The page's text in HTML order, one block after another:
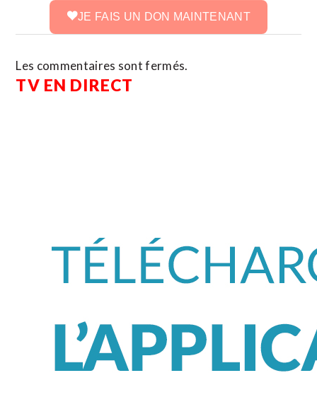
JE FAIS UN DON MAINTENANT
Les commentaires sont fermés.
TV EN DIRECT